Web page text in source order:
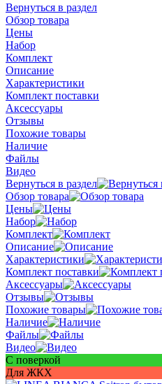
Вернуться в раздел
Обзор товара
Цены
Набор
Комплект
Описание
Характеристики
Комплект поставки
Аксессуары
Отзывы
Похожие товары
Наличие
Файлы
Видео
Вернуться в раздел
Обзор товара
Цены
Набор
Комплект
Описание
Характеристики
Комплект поставки
Аксессуары
Отзывы
Похожие товары
Наличие
Файлы
Видео
С поверкой
Для ЖКХ